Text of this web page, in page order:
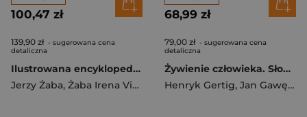
100,47 zł
139,90 zł - sugerowana cena
detaliczna
Ilustrowana encyklopedia skał, minerałów...
Jerzy Żaba, Żaba Irena Violetta
68,99 zł
79,00 zł - sugerowana cena
detaliczna
Żywienie człowieka. Słownik Terminologiczny
Henryk Gertig, Jan Gawęcki